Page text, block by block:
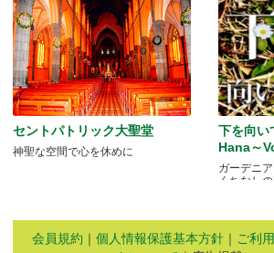
セントパトリック大聖堂
神聖な空間で心を休めに
下を向
Hana～
ガーデニ
くちなし
会員規約 ｜ 個人情報保護基本方針 ｜ ご利